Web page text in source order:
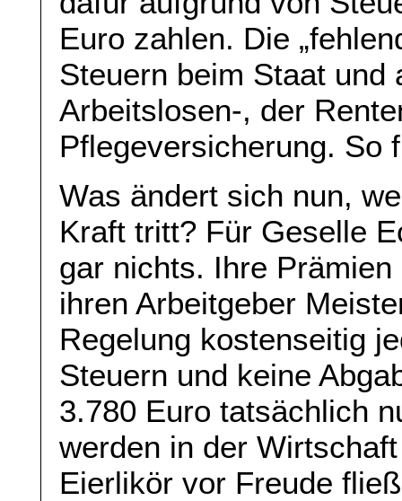
Euro zahlen. Die
Steuern beim Staat und
Arbeitslosen-, der
Pflegeversicherung. So
Was ändert sich nun,
Kraft tritt? Für Geselle
gar nichts. Ihre
ihren Arbeitgeber
Regelung kostenseitig
Steuern und keine
3.780 Euro tatsächlich
werden in der
Eierlikör vor Freude